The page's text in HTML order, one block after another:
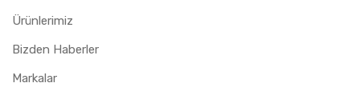
Ürünlerimiz
Bizden Haberler
Markalar